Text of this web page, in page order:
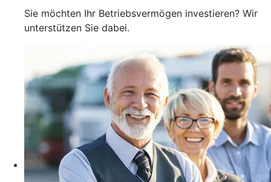
Sie möchten Ihr Betriebsvermögen investieren? Wir
unterstützen Sie dabei.